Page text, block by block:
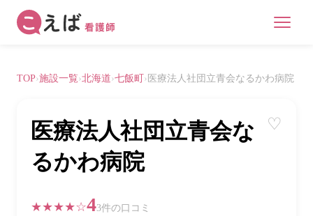
TOP›施設一覧›北海道›七飯町 › 医療法人社団立青会なるかわ病院
医療法人社団立青会な
るかわ病院
♡
★★★★☆43件の口コミ